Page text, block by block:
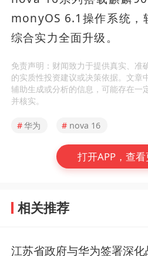
monyOS 6.1操作系统，
综合实力全面升级。
免责声明：财闻致力于提供真实、准
的实质性投资建议或决策依据。文章
辅助生成或分析的信息，可能存在一
并核实。
#华为 # nova 16
打开APP，查
相关推荐
江苏省政府与华为签署深化